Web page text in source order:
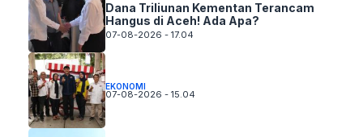
Dana Triliunan Kementan Terancam
Hangus di Aceh! Ada Apa?
07-08-2026 - 17.04
EKONOMI
07-08-2026 - 15.04